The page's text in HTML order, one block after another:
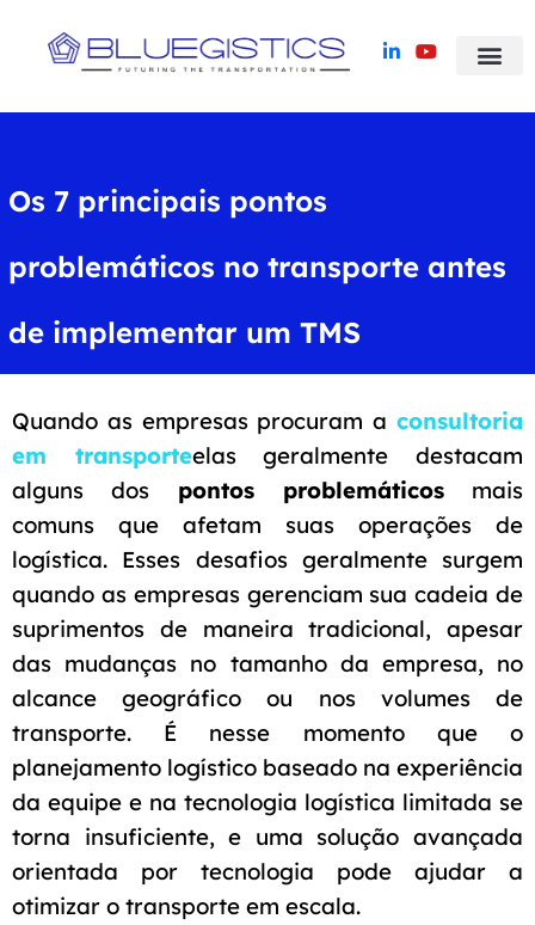
Os 7 principais pontos
problemáticos no transporte antes
de implementar um TMS
Quando as empresas procuram a consultoria
em transporteelas geralmente destacam
alguns dos pontos problemáticosmais
comuns que afetam suas operações de
logística. Esses desafios geralmente surgem
quando as empresas gerenciam sua cadeia de
suprimentos de maneira tradicional, apesar
das mudanças no tamanho da empresa, no
alcance geográfico ou nos volumes de
transporte. É nesse momento que o
planejamento logístico baseado na experiência
da equipe e na tecnologia logística limitada se
torna insuficiente, e uma solução avançada
orientada por tecnologia pode ajudar a
otimizar o transporte em escala.